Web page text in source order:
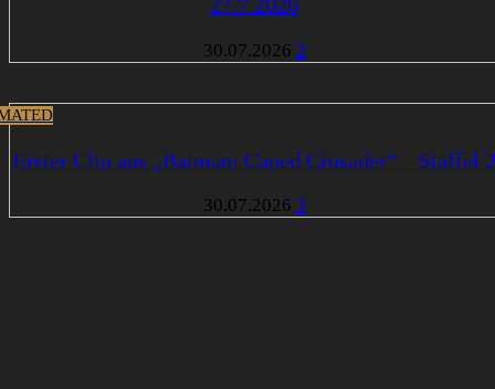
30.07.2026 2
Erster Clip aus „Batman: Caped Crusader“ – Staffel 2
30.07.2026 3